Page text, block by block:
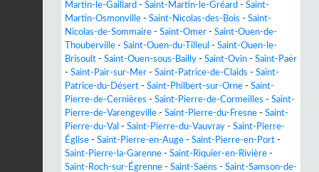
Martin-le-Gaillard - Saint-Martin-le-Gréard - Saint-
Martin-Osmonville - Saint-Nicolas-des-Bois - Saint-
Nicolas-de-Sommaire - Saint-Omer - Saint-Ouen-de-
Thouberville - Saint-Ouen-du-Tilleul - Saint-Ouen-le-
Brisoult - Saint-Ouen-sous-Bailly - Saint-Ovin - Saint-Paër
- Saint-Pair-sur-Mer - Saint-Patrice-de-Claids - Saint-
Patrice-du-Désert - Saint-Philbert-sur-Orne - Saint-
Pierre-de-Cernières - Saint-Pierre-de-Cormeilles - Saint-
Pierre-de-Varengeville - Saint-Pierre-du-Fresne - Saint-
Pierre-du-Val - Saint-Pierre-du-Vauvray - Saint-Pierre-
Église - Saint-Pierre-en-Auge - Saint-Pierre-en-Port -
Saint-Pierre-la-Garenne - Saint-Riquier-en-Rivière -
Saint-Roch-sur-Égrenne - Saint-Saëns - Saint-Samson-de-